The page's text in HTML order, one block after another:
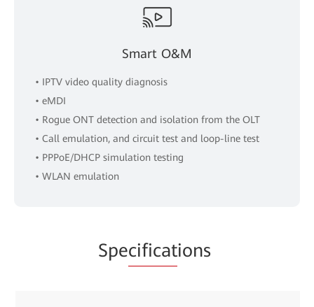
Smart O&M
• IPTV video quality diagnosis
• eMDI
• Rogue ONT detection and isolation from the OLT
• Call emulation, and circuit test and loop-line test
• PPPoE/DHCP simulation testing
• WLAN emulation
Specifications